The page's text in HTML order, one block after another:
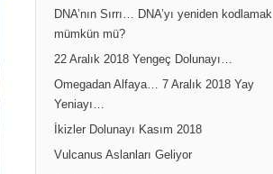
DNA’nın Sırrı… DNA’yı yeniden kodlamak
mümkün mü?
22 Aralık 2018 Yengeç Dolunayı…
Omegadan Alfaya… 7 Aralık 2018 Yay
Yeniayı…
İkizler Dolunayı Kasım 2018
Vulcanus Aslanları Geliyor